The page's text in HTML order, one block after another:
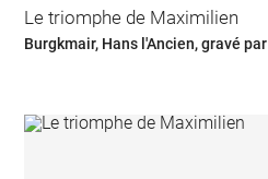
Le triomphe de Maximilien
Burgkmair, Hans l'Ancien, gravé par